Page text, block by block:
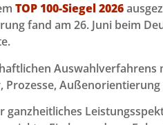
TOP 100-Siegel 2026
fand am 26. Juni beim